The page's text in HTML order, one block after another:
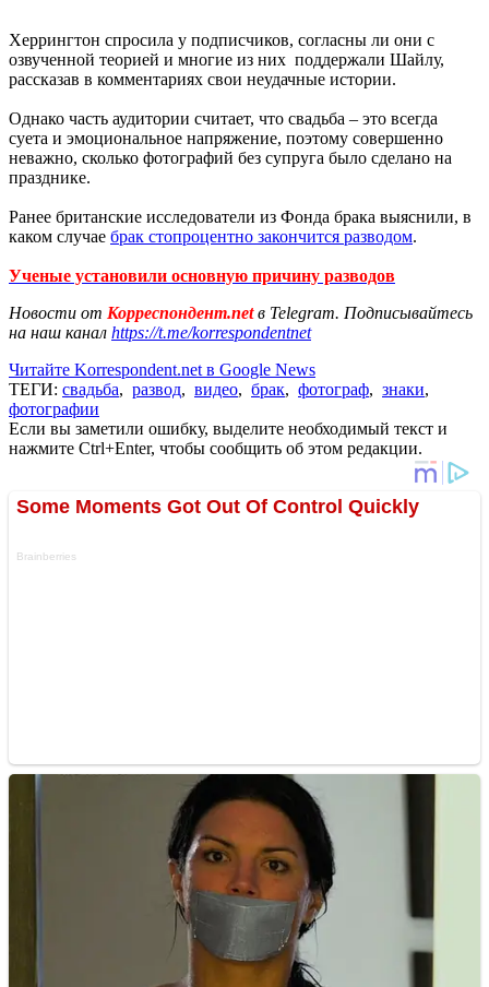
Херрингтон спросила у подписчиков, согласны ли они с
озвученной теорией и многие из них поддержали Шайлу,
рассказав в комментариях свои неудачные истории.
Однако часть аудитории считает, что свадьба – это всегда
суета и эмоциональное напряжение, поэтому совершенно
неважно, сколько фотографий без супруга было сделано на
празднике.
Ранее британские исследователи из Фонда брака выяснили, в
каком случае брак стопроцентно закончится разводом.
Ученые установили основную причину разводов
Новости от Корреспондент.netв Telegram. Подписывайтесь
на наш канал https://t.me/korrespondentnet
Читайте Korrespondent.net в Google News
ТЕГИ: свадьба, развод, видео, брак, фотограф, знаки,
фотографии
Если вы заметили ошибку, выделите необходимый текст и
нажмите Ctrl+Enter, чтобы сообщить об этом редакции.